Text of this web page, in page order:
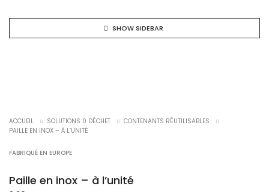
SHOW SIDEBAR
ACCUEIL SOLUTIONS 0 DÉCHET
CONTENANTS RÉUTILISABLES
PAILLE EN INOX – À L’UNITÉ
FABRIQUÉ EN EUROPE
Paille en inox – à l’unité